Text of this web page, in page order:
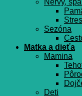
Nervy,
Sezóna
Matka a dieťa
Mamina
Deti